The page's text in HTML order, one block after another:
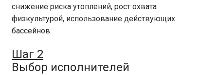
снижение риска утоплений, рост охвата
физкультурой, использование действующих
бассейнов.
Шаг 2
Выбор исполнителей